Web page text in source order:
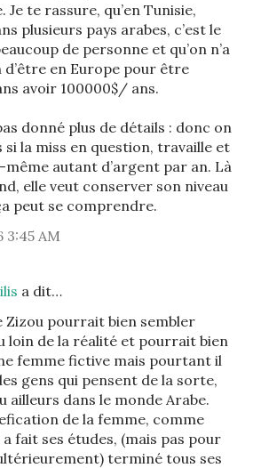
Je te rassure, qu’en Tunisie,
plusieurs pays arabes, c’est le
de personne et qu’on n’a
d’être en Europe pour être
avoir 100000$/ ans.
donné plus de détails : donc on
si la miss en question, travaille et
même autant d’argent par an. Là
elle veut conserver son niveau
peut se comprendre.
AM
a dit…
Zizou pourrait bien sembler
loin de la réalité et pourrait bien
femme fictive mais pourtant il
gens qui pensent de la sorte,
ailleurs dans le monde Arabe.
de la femme, comme
a fait ses études, (mais pas pour
terminé tous ses